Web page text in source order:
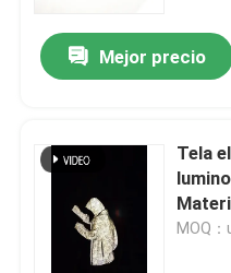
Mejor precio
Tela
MOQ